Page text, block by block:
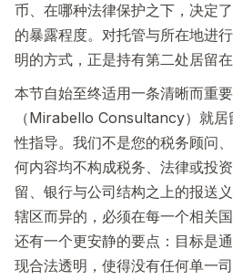
币、在哪种法律保护之下，决定
的暴露程度。对托管与所在地进
明的方式，正是持有第二处居留在
本节自始至终适用一条清晰而重
（Mirabello Consultancy）就
性指导。我们不是您的税务顾问
何内容均不构成税务、法律或投
留、银行与公司结构之上的报送
辖区而异的，必须在每一个相关
还有一个更安静的要点：目标是
现合法透明，使得没有任何单一